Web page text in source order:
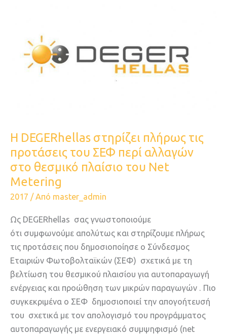
H DEGERhellas στηρίζει πλήρως τις
προτάσεις του ΣΕΦ περί αλλαγών
στο θεσμικό πλαίσιο του Νet
Metering
2017 / Από master_admin
Ως DEGERhellas σας γνωστοποιούμε
ότι συμφωνούμε απολύτως και στηρίζουμε πλήρως
τις προτάσεις που δημοσιοποίησε ο Σύνδεσμος
Εταιριών Φωτοβολταϊκών (ΣΕΦ) σχετικά με τη
βελτίωση του θεσμικού πλαισίου για αυτοπαραγωγή
ενέργειας και προώθηση των μικρών παραγωγών . Πιο
συγκεκριμένα ο ΣΕΦ δημοσιοποιεί την απογοήτευσή
του σχετικά με τον απολογισμό του προγράμματος
αυτοπαραγωγής με ενεργειακό συμψηφισμό (net
στηρίζει
πλήρως
προτάσεις
στο
θεσμικό
πλαίσιο
του
Νet